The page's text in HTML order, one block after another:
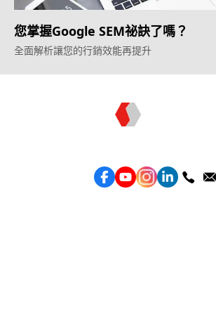
您掌握Google SEM祕訣了嗎？
全面解析讓您的行銷效能再提升